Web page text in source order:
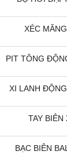
XÉC
PIT TÔNG
XI LANH
TAY
BẠC BIÊN